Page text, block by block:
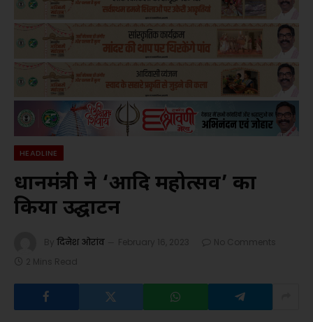
HEADLINE
प्रधानमंत्री ने ‘आदि महोत्सव’ का
किया उद्घाटन
By दिनेश ओरांव February 16, 2023
No Comments
2 Mins Read